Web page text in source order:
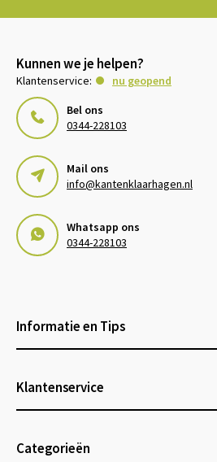
Kunnen we je helpen?
Klantenservice:
nu geopend
Bel ons
0344-228103
Mail ons
info@kantenklaarhagen.nl
Whatsapp ons
0344-228103
Informatie en Tips
Klantenservice
Categorieën